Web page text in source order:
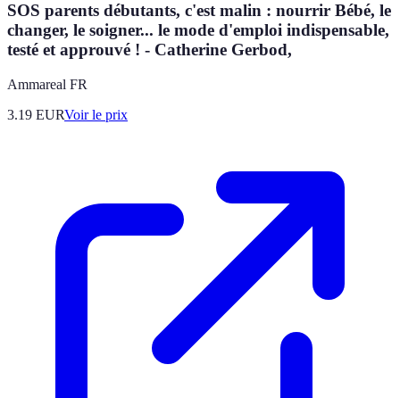
SOS parents débutants, c'est malin : nourrir Bébé, le
changer, le soigner... le mode d'emploi indispensable,
testé et approuvé ! - Catherine Gerbod,
Ammareal FR
3.19 EURVoir le prix